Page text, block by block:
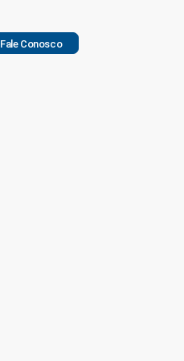
Fale Conosco